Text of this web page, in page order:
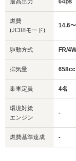
燃費
(JC08モード)
14.6
駆動方式 FR/
排気量 658cc
乗車定員 4名
環境対策
エンジン
-
燃費基準達成 -